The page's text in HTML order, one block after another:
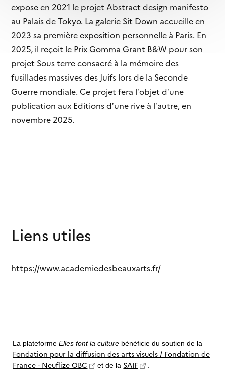
expose en 2021 le projet Abstract design manifesto
au Palais de Tokyo. La galerie Sit Down accueille en
2023 sa première exposition personnelle à Paris. En
2025, il reçoit le Prix Gomma Grant B&W pour son
projet Sous terre consacré à la mémoire des
fusillades massives des Juifs lors de la Seconde
Guerre mondiale. Ce projet fera l’objet d’une
publication aux Editions d’une rive à l’autre, en
novembre 2025.
Liens utiles
https://www.academiedesbeauxarts.fr/
La plateformeElles font la culture bénéficie du soutien de la
Fondation pour la diffusion des arts visuels / Fondation de
France - Neuflize OBC
et de la SAIF